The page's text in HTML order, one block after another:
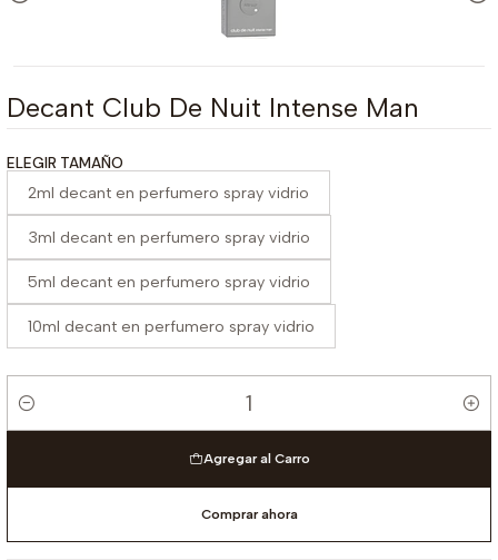
Decant Club De Nuit Intense Man
ELEGIR TAMAÑO
2ml decant en perfumero spray vidrio
3ml decant en perfumero spray vidrio
5ml decant en perfumero spray vidrio
10ml decant en perfumero spray vidrio
Cantidad
Agregar al Carro
Comprar ahora